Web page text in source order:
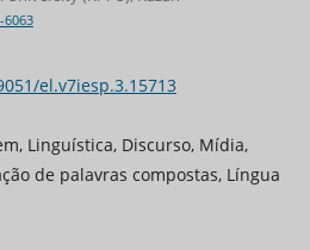
6063
el.v7iesp.3.15713
Linguística, Discurso, Mídia,
de palavras compostas, Língua